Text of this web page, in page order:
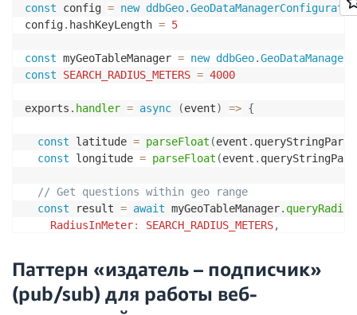
const config = new ddbGeo.
config. hashKeyLength = 5
const myGeoTableManager = new ddbGeo.GeoDataManager
const
SEARCH_RADIUS_METERS = 4000
exports . handler = async (event) => {
const latitude = parseFloat (event .
const longitude = parseFloat (event .
// Get questions within geo range
const result = await myGeoTableManager. queryRadius
RadiusInMeter: SEARCH_RADIUS_METERS,
      longitude
}
Паттерн «издатель – подписчик»
(pub/sub) для работы веб-